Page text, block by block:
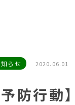
らせ 2020.06.01
予防行